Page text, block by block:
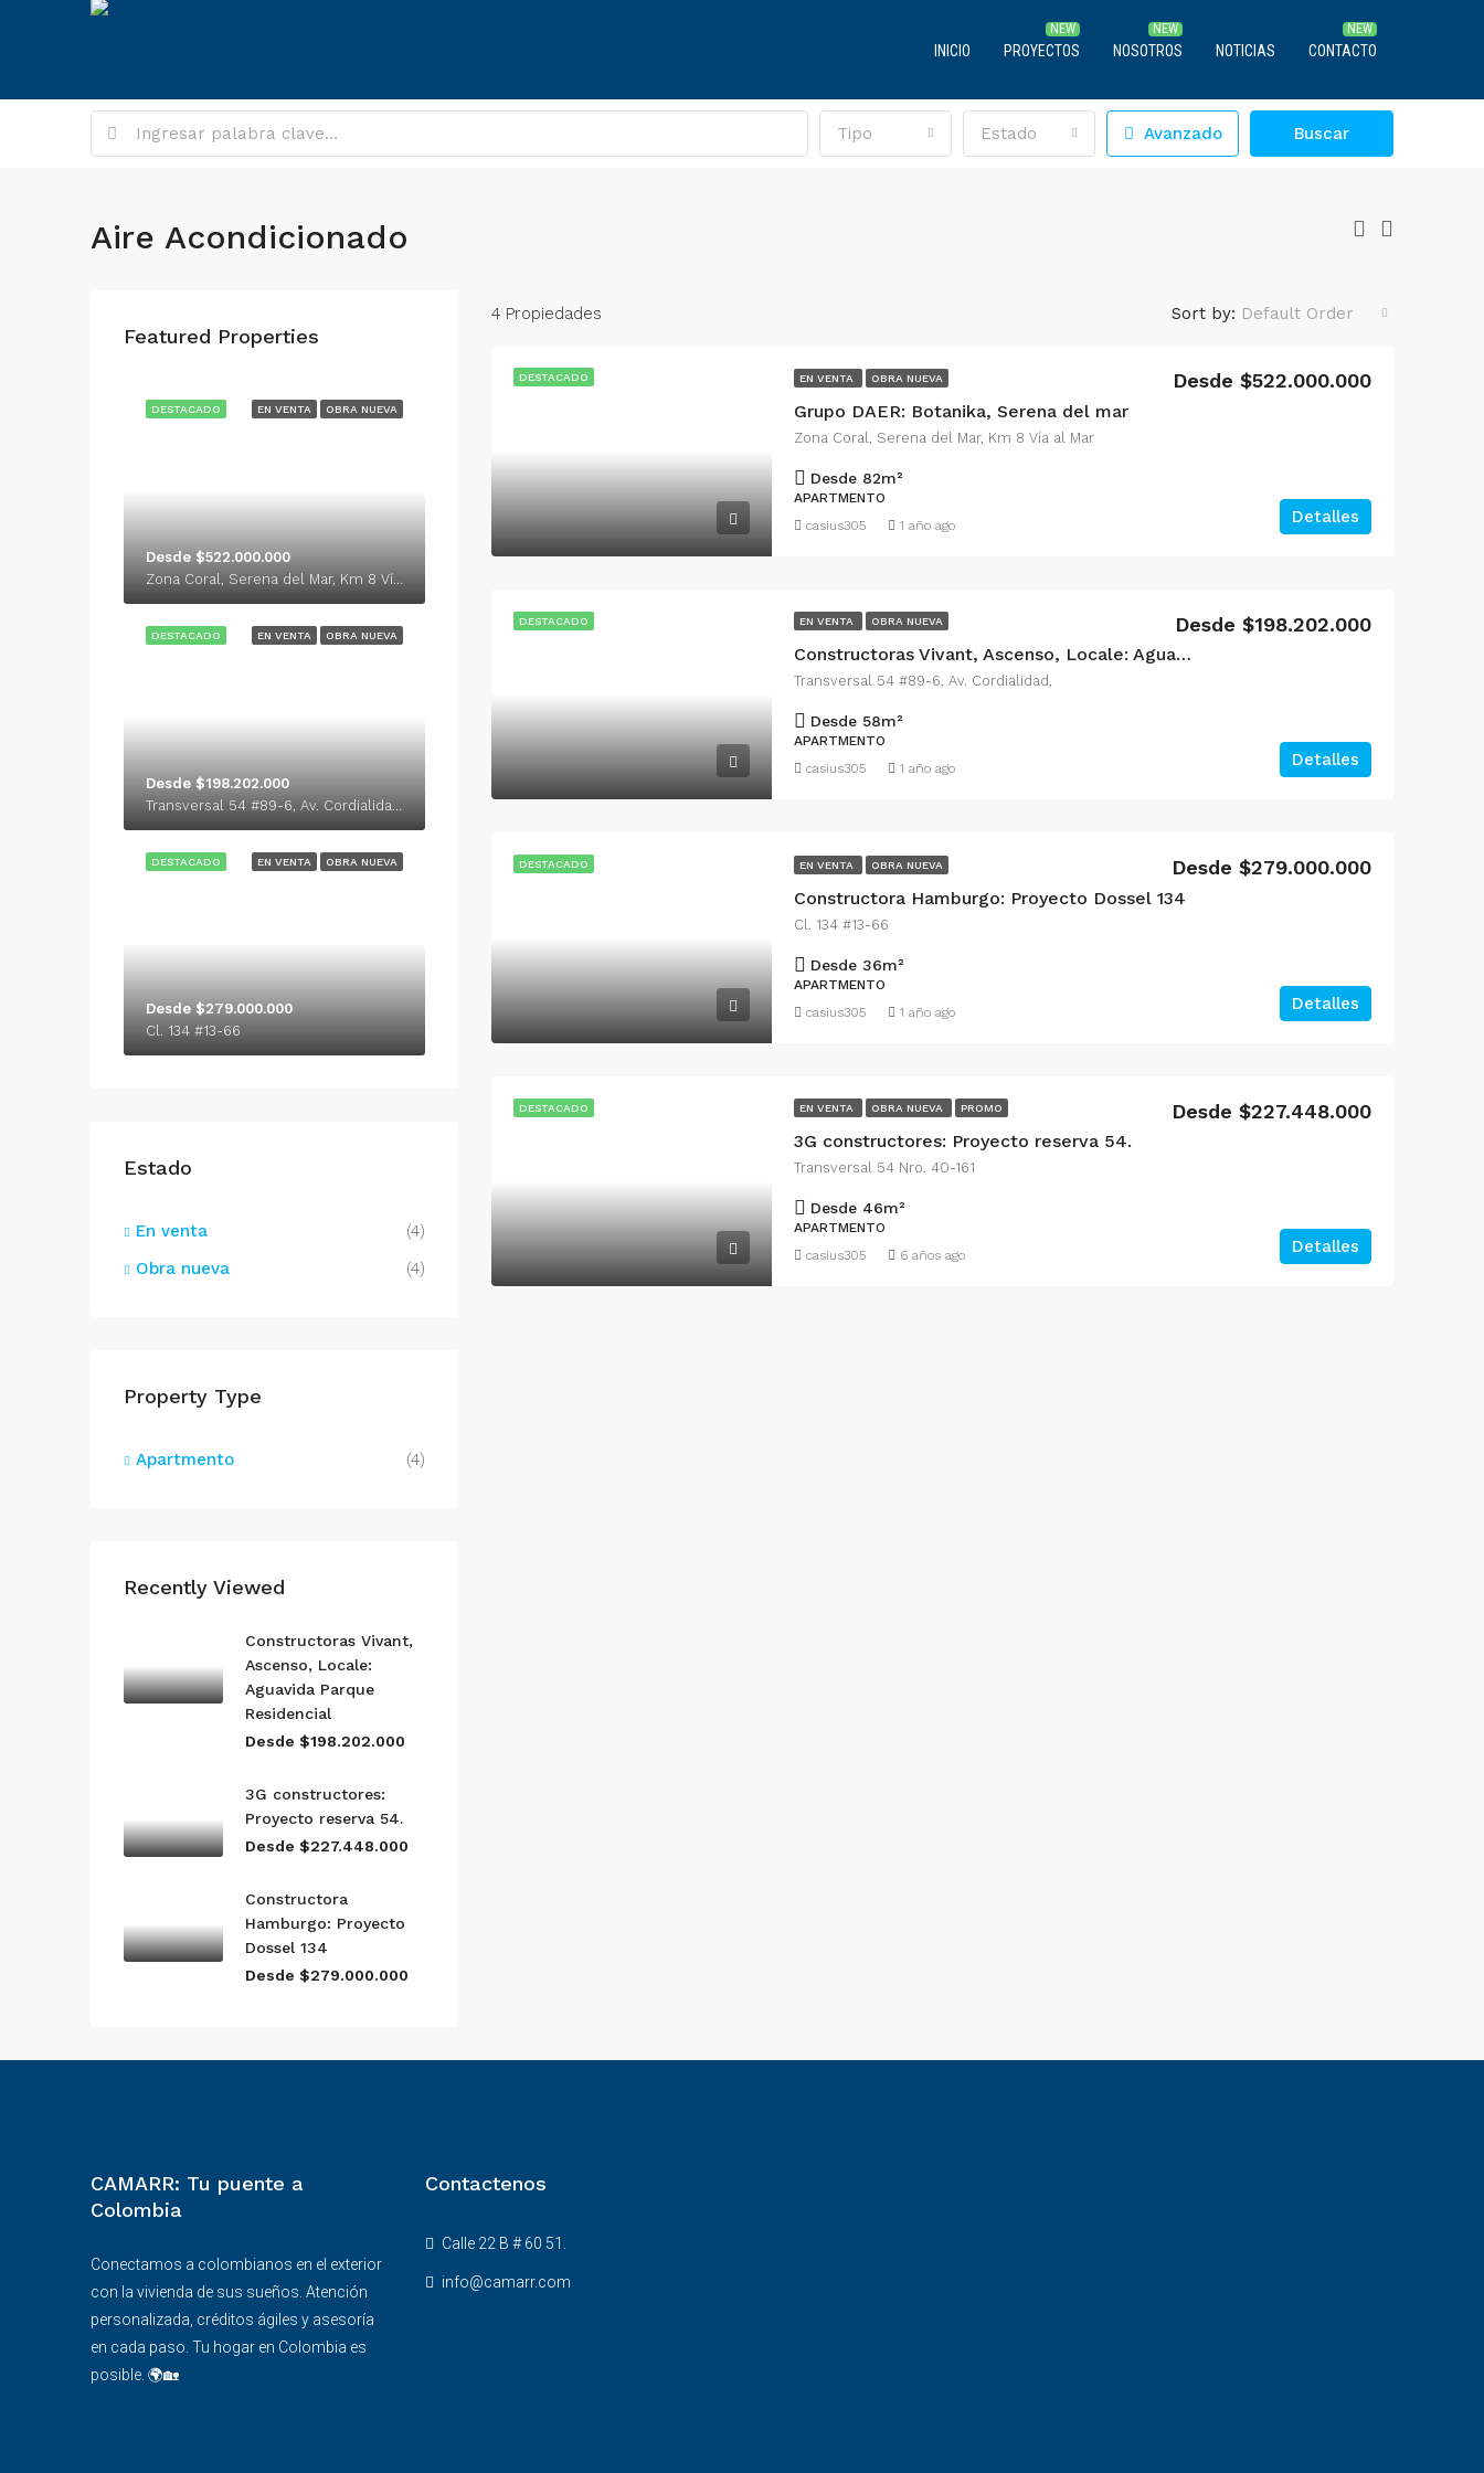
INICIO PROYECTOS NOSOTROS NOTICIAS CONTACTO
Tipo Estado Avanzado Buscar
Aire Acondicionado
4 Propiedades Sort by: Default Order
DESTACADO EN VENTA OBRA NUEVA
Grupo DAER: Botanika, Serena del mar
Desde $522.000.000
Zona Coral, Serena del Mar, Km 8 Vía al Mar
Desde 82m²
APARTMENTO
Detalles
casius305 1 año ago
DESTACADO EN VENTA OBRA NUEVA
Constructoras Vivant, Ascenso, Locale: Aguavida Parque Residencial
Desde $198.202.000
Transversal 54 #89-6, Av. Cordialidad,
Desde 58m²
APARTMENTO
Detalles
casius305 1 año ago
DESTACADO EN VENTA OBRA NUEVA
Constructora Hamburgo: Proyecto Dossel 134
Desde $279.000.000
Cl. 134 #13-66
Desde 36m²
APARTMENTO
Detalles
casius305 1 año ago
DESTACADO EN VENTA OBRA NUEVA PROMO
3G constructores: Proyecto reserva 54.
Desde $227.448.000
Transversal 54 Nro. 40-161
Desde 46m²
APARTMENTO
Detalles
casius305 6 años ago
Featured Properties
EN VENTA OBRA NUEVA
DESTACADO
Desde $522.000.000
EN VENTA OBRA NUEVA
DESTACADO
Desde $198.202.000
EN VENTA OBRA NUEVA
DESTACADO
Desde $279.000.000
Cl. 134 #13-66
Estado
En venta
(4)
Obra nueva
(4)
Property Type
Apartmento (4)
Recently Viewed
Constructoras Vivant,
Ascenso, Locale:
Aguavida Parque
Residencial
Desde $198.202.000
3G constructores:
Proyecto reserva 54.
Desde $227.448.000
Constructora
Hamburgo: Proyecto
Dossel 134
Desde $279.000.000
CAMARR: Tu puente a
Colombia
Conectamos a colombianos en el exterior
con la vivienda de sus sueños. Atención
personalizada, créditos ágiles y asesoría
en cada paso. Tu hogar en Colombia es
posible. 🌍🏡
Contactenos
Calle 22 B # 60 51.
info@camarr.com